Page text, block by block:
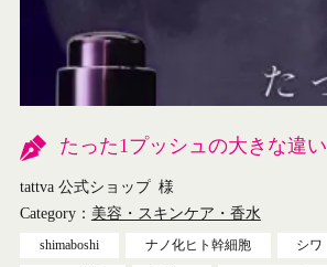
たった1プッシュの大きな違い
tattva 公式ショップ 様
Category： 美容・スキンケア・香水
shimaboshi ナノ化ヒト幹細胞 シワ